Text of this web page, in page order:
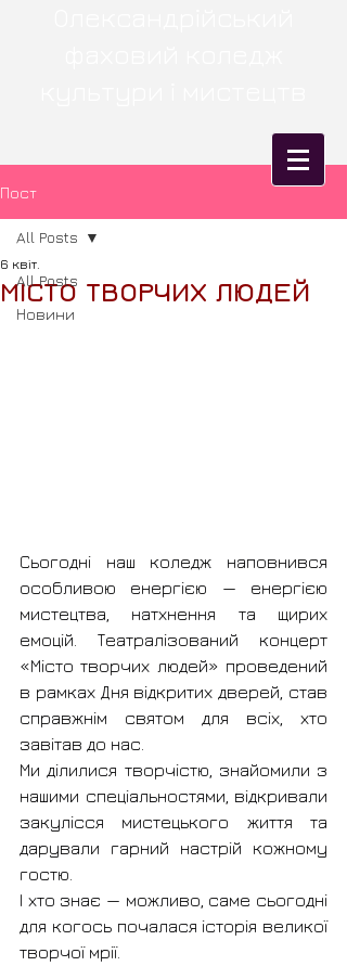
Пост
All Posts
Новини
All Posts
МІСТО ТВОРЧИХ ЛЮДЕЙ
6 квіт.
Сьогодні наш коледж наповнився
особливою енергією — енергією
мистецтва, натхнення та щирих
емоцій. Театралізований концерт
«Місто творчих людей» проведений
в рамках Дня відкритих дверей, став
справжнім святом для всіх, хто
завітав до нас.
Ми ділилися творчістю, знайомили з
нашими спеціальностями, відкривали
закулісся мистецького життя та
дарували гарний настрій кожному
гостю.
І хто знає — можливо, саме сьогодні
для когось почалася історія великої
творчої мрії.